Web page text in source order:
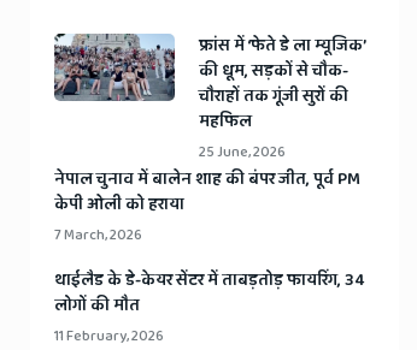
​फ्रांस में ‘फेते डे ला म्यूजिक’
की धूम, सड़कों से चौक-
चौराहों तक गूंजी सुरों की
महफिल
25 June, 2026
​नेपाल चुनाव में बालेन शाह की बंपर जीत, पूर्व PM
केपी ओली को हराया
7 March, 2026
​थाईलैड के डे-केयर सेंटर में ताबड़तोड़ फायरिंग, 34
लोगों की मौत
11 February, 2026